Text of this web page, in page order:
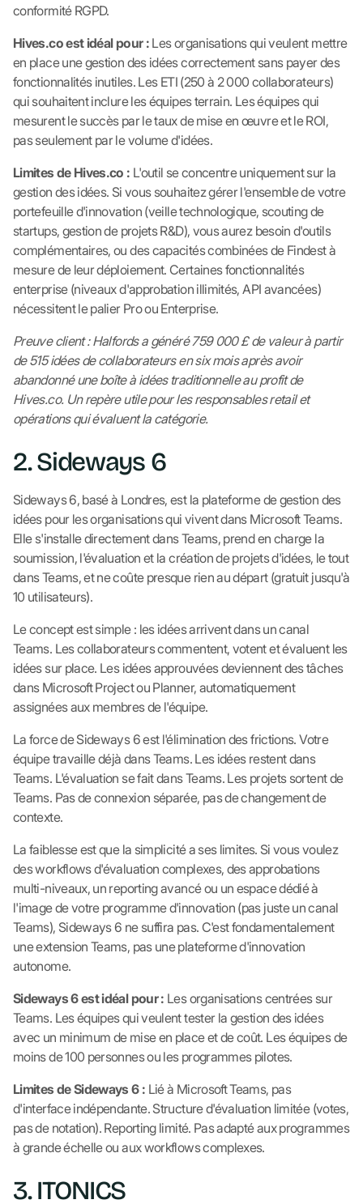
conformité RGPD.
Hives.co est idéal pour : Les organisations qui veulent mettre
en place une gestion des idées correctement sans payer des
fonctionnalités inutiles. Les ETI (250 à 2 000 collaborateurs)
qui souhaitent inclure les équipes terrain. Les équipes qui
mesurent le succès par le taux de mise en œuvre et le ROI,
pas seulement par le volume d'idées.
Limites de Hives.co : L'outil se concentre uniquement sur la
gestion des idées. Si vous souhaitez gérer l'ensemble de votre
portefeuille d'innovation (veille technologique, scouting de
startups, gestion de projets R&D), vous aurez besoin d'outils
complémentaires, ou des capacités combinées de Findest à
mesure de leur déploiement. Certaines fonctionnalités
enterprise (niveaux d'approbation illimités, API avancées)
nécessitent le palier Pro ou Enterprise.
Preuve client : Halfords a généré 759 000 £ de valeur à partir
de 515 idées de collaborateurs en six mois après avoir
abandonné une boîte à idées traditionnelle au profit de
Hives.co. Un repère utile pour les responsables retail et
opérations qui évaluent la catégorie.
2. Sideways 6
Sideways 6, basé à Londres, est la plateforme de gestion des
idées pour les organisations qui vivent dans Microsoft Teams.
Elle s'installe directement dans Teams, prend en charge la
soumission, l'évaluation et la création de projets d'idées, le tout
dans Teams, et ne coûte presque rien au départ (gratuit jusqu'à
10 utilisateurs).
Le concept est simple : les idées arrivent dans un canal
Teams. Les collaborateurs commentent, votent et évaluent les
idées sur place. Les idées approuvées deviennent des tâches
dans Microsoft Project ou Planner, automatiquement
assignées aux membres de l'équipe.
La force de Sideways 6 est l'élimination des frictions. Votre
équipe travaille déjà dans Teams. Les idées restent dans
Teams. L'évaluation se fait dans Teams. Les projets sortent de
Teams. Pas de connexion séparée, pas de changement de
contexte.
La faiblesse est que la simplicité a ses limites. Si vous voulez
des workflows d'évaluation complexes, des approbations
multi-niveaux, un reporting avancé ou un espace dédié à
l'image de votre programme d'innovation (pas juste un canal
Teams), Sideways 6 ne suffira pas. C'est fondamentalement
une extension Teams, pas une plateforme d'innovation
autonome.
Sideways 6 est idéal pour : Les organisations centrées sur
Teams. Les équipes qui veulent tester la gestion des idées
avec un minimum de mise en place et de coût. Les équipes de
moins de 100 personnes ou les programmes pilotes.
Limites de Sideways 6 : Lié à Microsoft Teams, pas
d'interface indépendante. Structure d'évaluation limitée (votes,
pas de notation). Reporting limité. Pas adapté aux programmes
à grande échelle ou aux workflows complexes.
3. ITONICS